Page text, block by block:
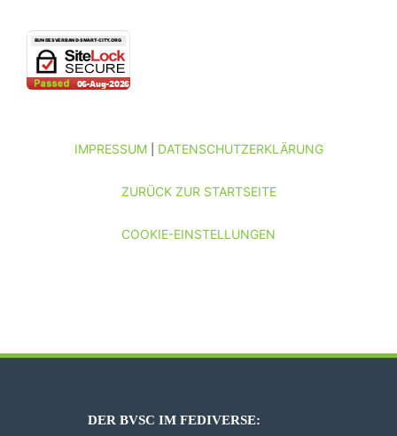
IMPRESSUM| DATENSCHUTZERKLÄRUNG
ZURÜCK ZUR STARTSEITE
COOKIE-EINSTELLUNGEN
DER BVSC IM FEDIVERSE: